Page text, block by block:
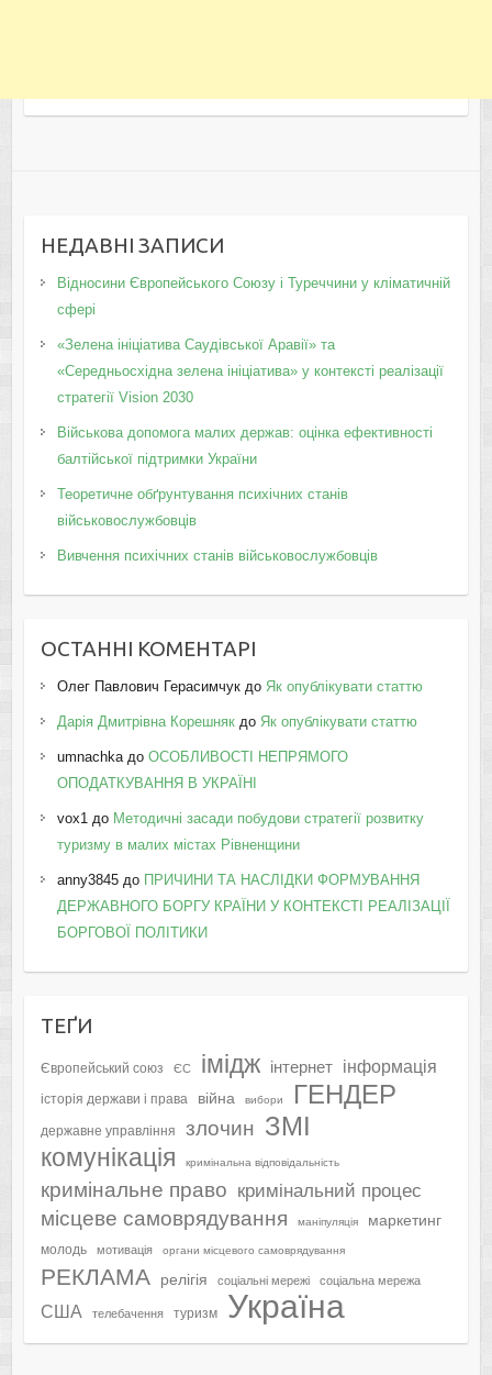
НЕДАВНІ ЗАПИСИ
Відносини Європейського Союзу і Туреччини у кліматичній
сфері
«Зелена ініціатива Саудівської Аравії» та
«Середньосхідна зелена ініціатива» у контексті реалізації
стратегії Vision 2030
Військова допомога малих держав: оцінка ефективності
балтійської підтримки України
Теоретичне обґрунтування психічних станів
військовослужбовців
Вивчення психічних станів військовослужбовців
ОСТАННІ КОМЕНТАРІ
Олег Павлович Герасимчукдо Як опублікувати статтю
Дарія Дмитрівна Корешнякдо Як опублікувати статтю
umnachkaдо ОСОБЛИВОСТІ НЕПРЯМОГО
ОПОДАТКУВАННЯ В УКРАЇНІ
vox1 до Методичні засади побудови стратегії розвитку
туризму в малих містах Рівненщини
anny3845до ПРИЧИНИ ТА НАСЛІДКИ ФОРМУВАННЯ
ДЕРЖАВНОГО БОРГУ КРАЇНИ У КОНТЕКСТІ РЕАЛІЗАЦІЇ
БОРГОВОЇ ПОЛІТИКИ
ТЕҐИ
Європейський союз ЄС імідж інтернет інформація
історія держави і права війна вибори ГЕНДЕР
державне управління злочин ЗМІ
комунікація кримінальна відповідальність
кримінальне право кримінальний процес
місцеве самоврядування маніпуляція маркетинг
молодь мотивація органи місцевого самоврядування
РЕКЛАМА релігія соціальні мережі соціальна мережа
США телебачення туризм Україна